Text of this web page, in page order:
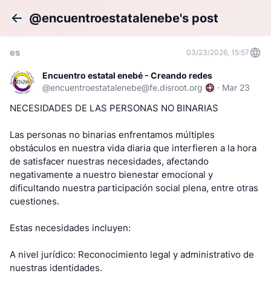
@encuentroestatalenebe's post
es 03/23/2026, 15:57
Encuentro estatal enebé - Creando redes
@encuentroestatalenebe@fe.disroot.org · Mar 23
NECESIDADES DE LAS PERSONAS NO BINARIAS
Las personas no binarias enfrentamos múltiples
obstáculos en nuestra vida diaria que interfieren a la hora
de satisfacer nuestras necesidades, afectando
negativamente a nuestro bienestar emocional y
dificultando nuestra participación social plena, entre otras
cuestiones.
Estas necesidades incluyen:
A nivel jurídico: Reconocimiento legal y administrativo de
nuestras identidades.